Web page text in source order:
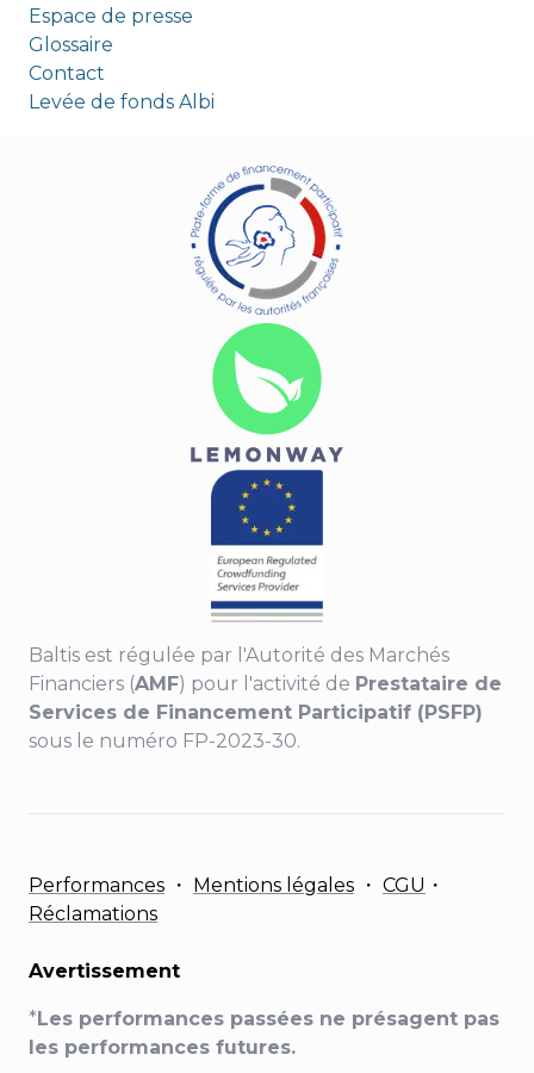
Espace de presse
Glossaire
Contact
Levée de fonds Albi
Baltis est régulée par l'Autorité des Marchés
Financiers (AMF) pour l'activité de Prestataire de
Services de Financement Participatif (PSFP)
sous le numéro FP-2023-30.
Performances ・ Mentions légales ・ CGU ・
Réclamations
Avertissement
*Les performances passées ne présagent pas
les performances futures.